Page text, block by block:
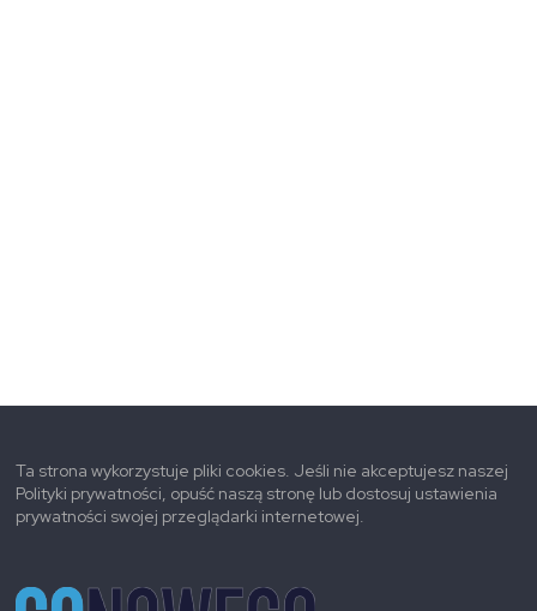
Ta strona wykorzystuje pliki cookies. Jeśli nie akceptujesz naszej
Polityki prywatności, opuść naszą stronę lub dostosuj ustawienia
prywatności swojej przeglądarki internetowej.